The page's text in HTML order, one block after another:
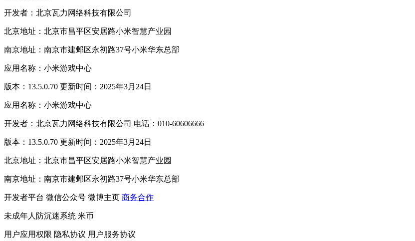
开发者：北京瓦力网络科技有限公司
北京地址：北京市昌平区安居路小米智慧产业园
南京地址：南京市建邺区永初路37号小米华东总部
应用名称：小米游戏中心
版本：13.5.0.70 更新时间：2025年3月24日
应用名称：小米游戏中心
开发者：北京瓦力网络科技有限公司 电话：010-60606666
版本：13.5.0.70 更新时间：2025年3月24日
北京地址：北京市昌平区安居路小米智慧产业园
南京地址：南京市建邺区永初路37号小米华东总部
开发者平台 微信公众号 微博主页 商务合作
未成年人防沉迷系统 米币
用户应用权限 隐私协议 用户服务协议